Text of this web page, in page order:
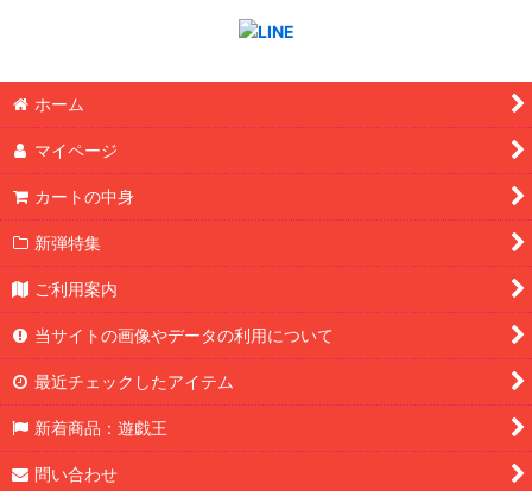
ホーム
マイページ
カートの中身
新弾特集
ご利用案内
当サイトの画像やデータの利用について
最近チェックしたアイテム
新着商品：遊戯王
問い合わせ